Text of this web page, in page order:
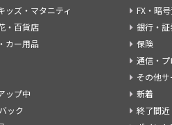
ッズ・マタニティ
・百貨店
カー用品
ップ中
ック
FX・暗
銀行・証
保険
通信・
その他サ
新着
終了間近